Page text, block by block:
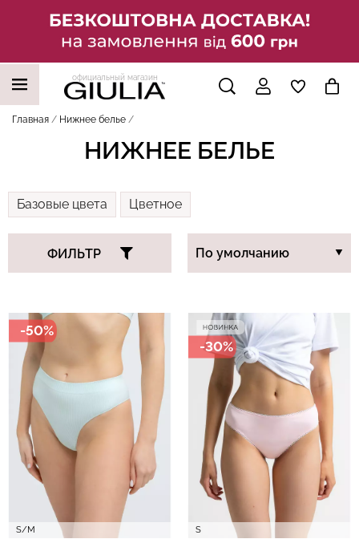
официальный магазин
Главная Нижнее белье
НИЖНЕЕ БЕЛЬЕ
Базовые цвета Цветное
ФИЛЬТР
S/M
-50%
S
-30%
НАШИ ТРЕНДОВЫЕ ТОВАРЫ
Бесшовные леггинсы из
микрофибры LEGGINGS
02 (черный) Giulia
552 грн.
Бесшовные леггинсы
LEGGINGS (черный) Giulia
482 грн. 689 грн.